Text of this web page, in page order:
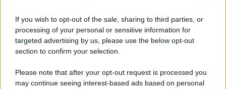
If you wish to opt-out of the sale, sharing to third parties, or
processing of your personal or sensitive information for
targeted advertising by us, please use the below opt-out
section to confirm your selection.
Please note that after your opt-out request is processed you
may continue seeing interest-based ads based on personal